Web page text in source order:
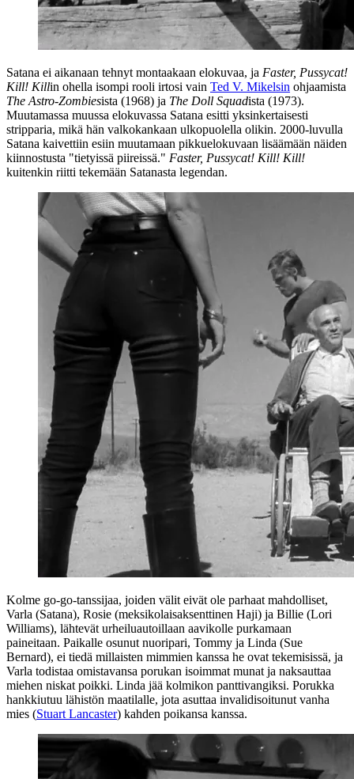
Satana ei aikanaan tehnyt montaakaan elokuvaa, ja Faster, Pussycat!
Kill! Killin ohella isompi rooli irtosi vain Ted V. Mikelsin ohjaamista
The Astro-Zombiesista (1968) ja The Doll Squadista (1973).
Muutamassa muussa elokuvassa Satana esitti yksinkertaisesti
stripparia, mikä hän valkokankaan ulkopuolella olikin. 2000‑luvulla
Satana kaivettiin esiin muutamaan pikkuelokuvaan lisäämään näiden
kiinnostusta "tietyissä piireissä." Faster, Pussycat! Kill! Kill!
kuitenkin riitti tekemään Satanasta legendan.
Kolme go‑go‑tanssijaa, joiden välit eivät ole parhaat mahdolliset,
Varla (Satana), Rosie (meksikolaisaksenttinen Haji) ja Billie (Lori
Williams), lähtevät urheiluautoillaan aavikolle purkamaan
paineitaan. Paikalle osunut nuoripari, Tommy ja Linda (Sue
Bernard), ei tiedä millaisten mimmien kanssa he ovat tekemisissä, ja
Varla todistaa omistavansa porukan isoimmat munat ja naksauttaa
miehen niskat poikki. Linda jää kolmikon panttivangiksi. Porukka
hankkiutuu lähistön maatilalle, jota asuttaa invalidisoitunut vanha
mies (Stuart Lancaster) kahden poikansa kanssa.